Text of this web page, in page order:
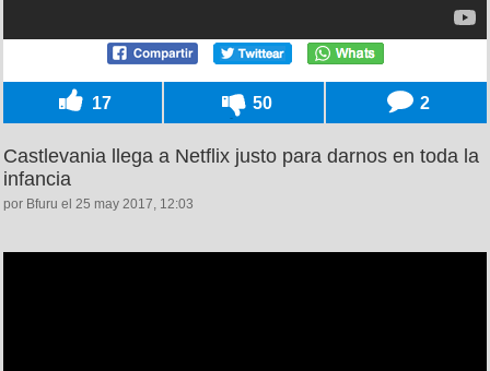
17 50 2
Castlevania llega a Netflix justo para darnos en toda la
infancia
por Bfuru el 25 may 2017, 12:03